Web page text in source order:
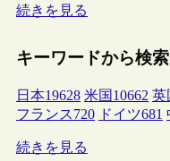
続きを見る
キーワードから検索
日本19628 米国 10662 英
フランス720 ドイツ681
続きを見る